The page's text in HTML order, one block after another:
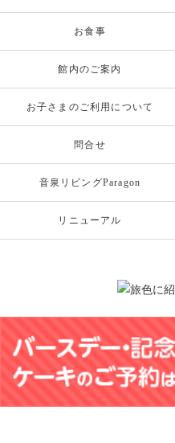
お食事
館内のご案内
お子さまのご利用について
問合せ
音泉リビングParagon
リニューアル